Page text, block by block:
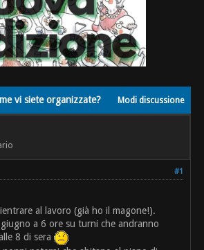
Modi discussione
vi siete organizzate?
#1
al lavoro (già ho il magone!).
a 6 ore su turni che andranno
8 di sera